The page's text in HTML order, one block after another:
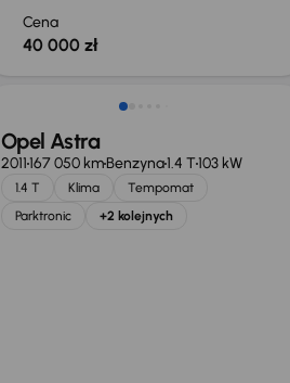
Cena
40 000 zł
Opel Astra
2011167 050 kmBenzyna1.4 T103 kW
1.4 T Klima
Tempomat
Parktronic
+2 kolejnych